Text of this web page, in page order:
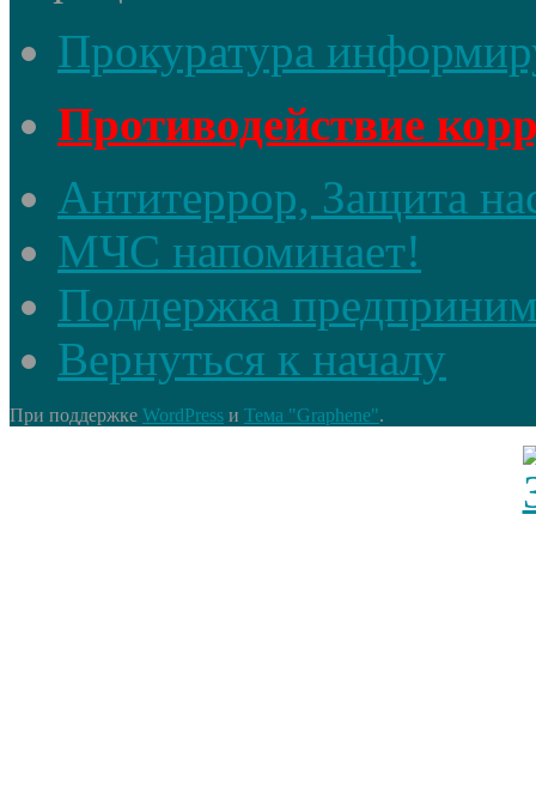
Прокуратура
Противодействие
Антитеррор, Защита
МЧС напоминает!
Поддержка
Вернуться к началу
При поддержке WordPress и Тема "Graphene".